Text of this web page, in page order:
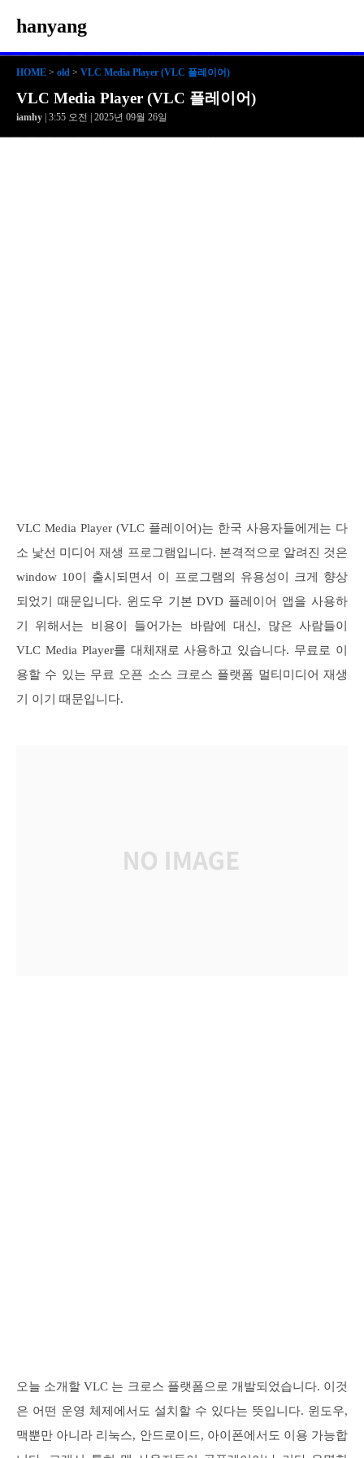
hanyang
HOME > old > VLC Media Player (VLC 플레이어)
VLC Media Player (VLC 플레이어)
iamhy | 3:55 오전 | 2025년 09월 26일
VLC Media Player (VLC 플레이어)는 한국 사용자들에게는 다
소 낯선 미디어 재생 프로그램입니다. 본격적으로 알려진 것은
window 10이 출시되면서 이 프로그램의 유용성이 크게 향상
되었기 때문입니다. 윈도우 기본 DVD 플레이어 앱을 사용하
기 위해서는 비용이 들어가는 바람에 대신, 많은 사람들이
VLC Media Player를 대체재로 사용하고 있습니다. 무료로 이
용할 수 있는 무료 오픈 소스 크로스 플랫폼 멀티미디어 재생
기 이기 때문입니다.
오늘 소개할 VLC 는 크로스 플랫폼으로 개발되었습니다. 이것
은 어떤 운영 체제에서도 설치할 수 있다는 뜻입니다. 윈도우,
맥뿐만 아니라 리눅스, 안드로이드, 아이폰에서도 이용 가능합